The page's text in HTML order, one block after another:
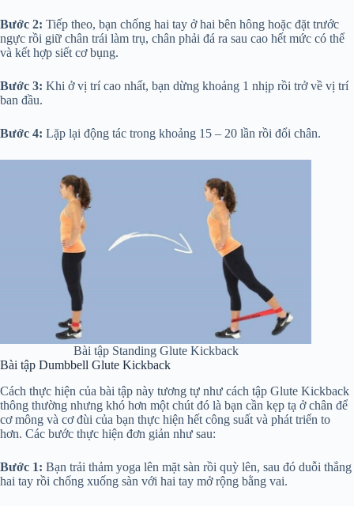
Bước 2: Tiếp theo, bạn chống hai tay ở hai bên hông hoặc đặt trước
ngực rồi giữ chân trái làm trụ, chân phải đá ra sau cao hết mức có thể
và kết hợp siết cơ bụng.
Bước 3: Khi ở vị trí cao nhất, bạn dừng khoảng 1 nhịp rồi trở về vị trí
ban đầu.
Bước 4: Lặp lại động tác trong khoảng 15 – 20 lần rồi đổi chân.
Bài tập Standing Glute Kickback
Bài tập Dumbbell Glute Kickback
Cách thực hiện của bài tập này tương tự như cách tập Glute Kickback
thông thường nhưng khó hơn một chút đó là bạn cần kẹp tạ ở chân để
cơ mông và cơ đùi của bạn thực hiện hết công suất và phát triển to
hơn. Các bước thực hiện đơn giản như sau:
Bước 1: Bạn trải thảm yoga lên mặt sàn rồi quỳ lên, sau đó duỗi thẳng
hai tay rồi chống xuống sàn với hai tay mở rộng bằng vai.